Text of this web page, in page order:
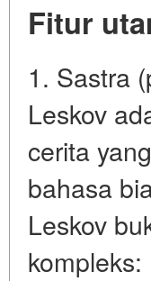
Fitur
1. Sastra
Leskov
cerita
bahasa
Leskov
kompleks: